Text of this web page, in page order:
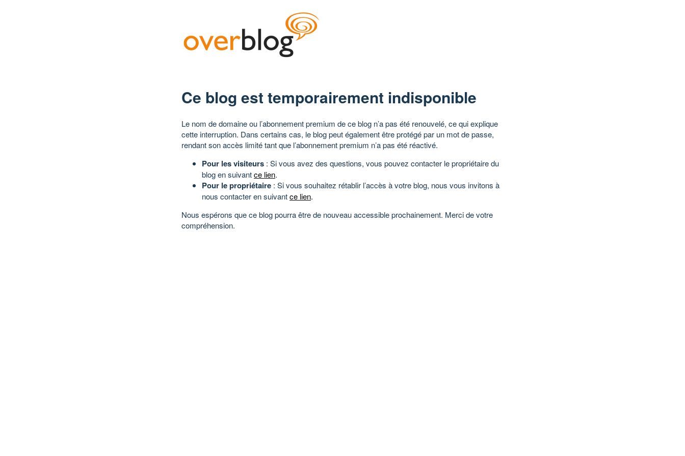
Ce blog est temporairement indisponible
Le nom de domaine ou l’abonnement premium de ce blog n’a pas été renouvelé, ce qui explique
cette interruption. Dans certains cas, le blog peut également être protégé par un mot de passe,
rendant son accès limité tant que l’abonnement premium n’a pas été réactivé.
Pour les visiteurs : Si vous avez des questions, vous pouvez contacter le propriétaire du
blog en suivantce lien.
Pour le propriétaire : Si vous souhaitez rétablir l’accès à votre blog, nous vous invitons à
nous contacter en suivantce lien.
Nous espérons que ce blog pourra être de nouveau accessible prochainement. Merci de votre
compréhension.